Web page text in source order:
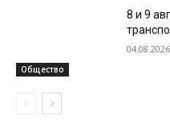
Общество
8 и 9
04.08.2026